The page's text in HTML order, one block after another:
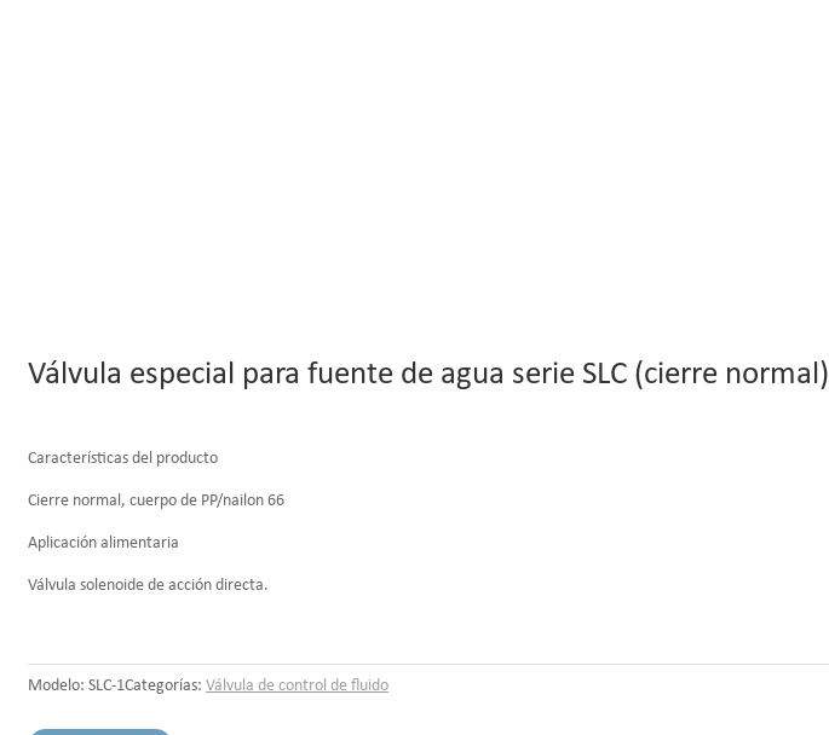
Válvula especial para fuente de agua serie SLC (cierre normal)
Características del producto
Cierre normal, cuerpo de PP/nailon 66
Aplicación alimentaria
Válvula solenoide de acción directa.
Modelo: SLC-1Categorías: Válvula de control de fluido